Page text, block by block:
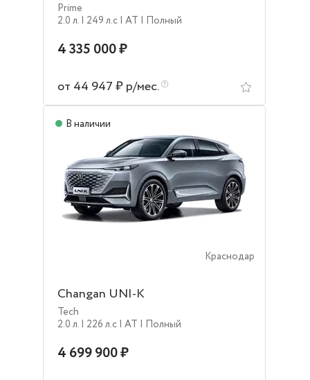
Prime
2.0 л. | 249 л.c | AT | Полный
4 335 000 ₽
от 44 947 ₽ р/мес.
В наличии
Краснодар
Changan UNI-K
Tech
2.0 л. | 226 л.c | AT | Полный
4 699 900 ₽